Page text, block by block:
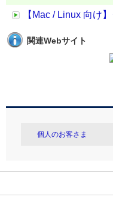
【Mac / Linux 向け
関連Webサイト
個人のお客さま